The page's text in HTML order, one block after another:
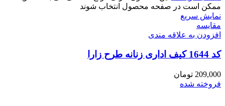
ممکن است در صفحه محصول انتخاب شوند
نمایش سریع
مقايسه
افزودن به علاقه مندی
کد 1644 کیف اداری زنانه طرح زارا
209,000 تومان
فروخته شده